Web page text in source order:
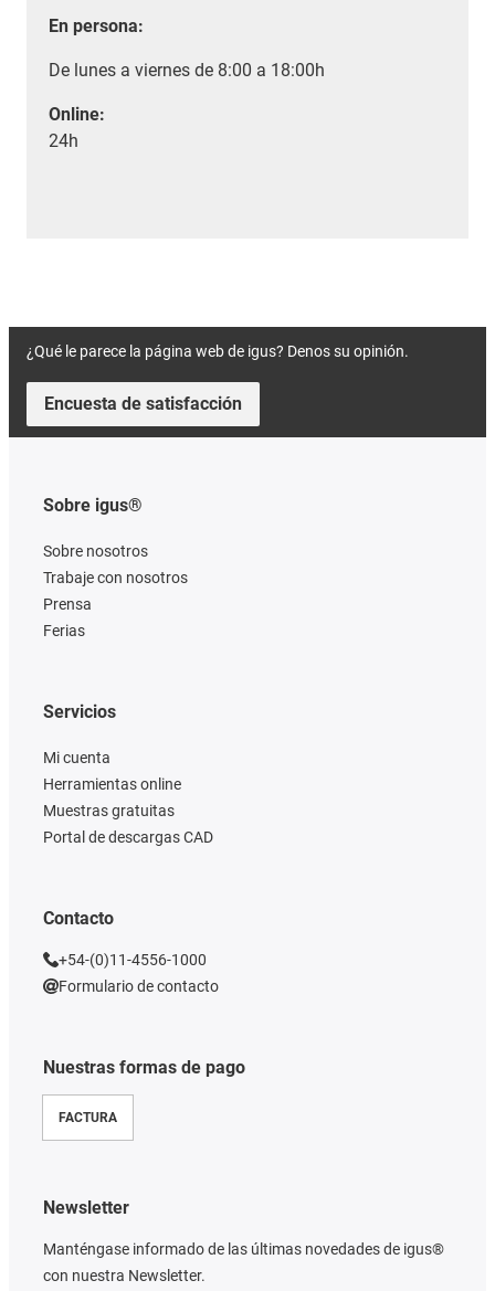
En persona:
De lunes a viernes de 8:00 a 18:00h
Online:
24h
¿Qué le parece la página web de igus? Denos su opinión.
Encuesta de satisfacción
Sobre igus®
Sobre nosotros
Trabaje con nosotros
Prensa
Ferias
Nuestras formas de pago
FACTURA
Servicios
Mi cuenta
Herramientas online
Muestras gratuitas
Portal de descargas CAD
Contacto
+54-(0)11-4556-1000
Formulario de contacto
Newsletter
Manténgase informado de las últimas novedades de igus®
con nuestra Newsletter.